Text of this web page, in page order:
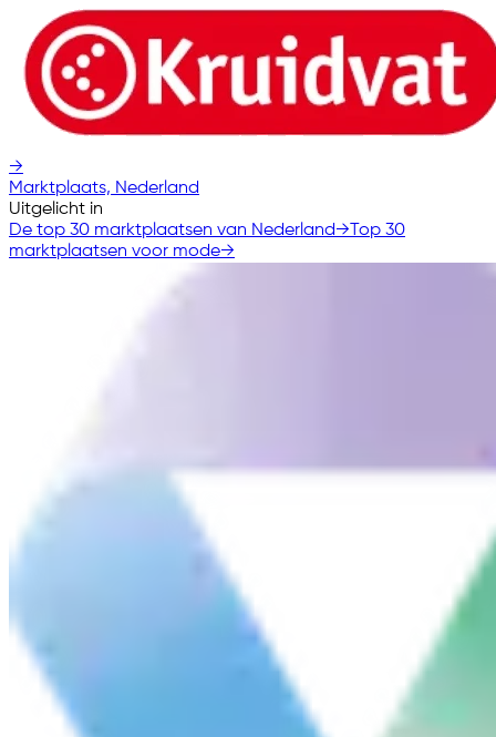
→
Marktplaats, Nederland
Uitgelicht in
De top 30 marktplaatsen van Nederland→ Top 30
marktplaatsen voor mode→